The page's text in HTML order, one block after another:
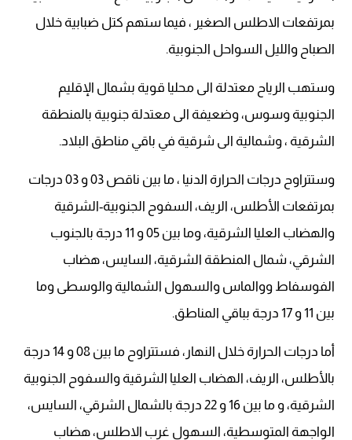
بمرتفعات الاطلس الصغير ، فيما ستهم كتل ضبابية خلال
الصباح والليل السواحل الجنوبية.
وستهب الرياح معتدلة الى محليا قوية بشمال الإقليم
الجنوبية وسوس، وضعيفة الى معتدلة جنوبية بالمنطقة
الشرقية ، وشمالية الى شرقية في باقي مناطق البلاد.
وستتراوح درجات الحرارة الدنيا ، ما بين ناقص 03 و 03 درجات
بمرتفعات الأطلس، الريف، السفوح الجنوبية-الشرقية
والهضاب العليا الشرقية، وما بين 05 و 11 درجة بالجنوب
الشرقي، شمال المنطقة الشرقية، السايس، هضاب
الفوسفاط ووالماس والسهول الشمالية والوسطى وما
بين 11 و 17 درجة بباقي المناطق.
أما درجات الحرارة خلال النهار، فستتراوح ما بين 08 و 14 درجة
بالأطلس، الريف، الهضاب العليا الشرقية والسفوح الجنوبية
الشرقية، و ما بين 16 و 22 درجة بالشمال الشرقي، السايس،
الواجهة المتوسطية، السهول غرب الاطلس، هضاب